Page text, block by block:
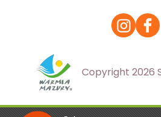
Copyright 2026